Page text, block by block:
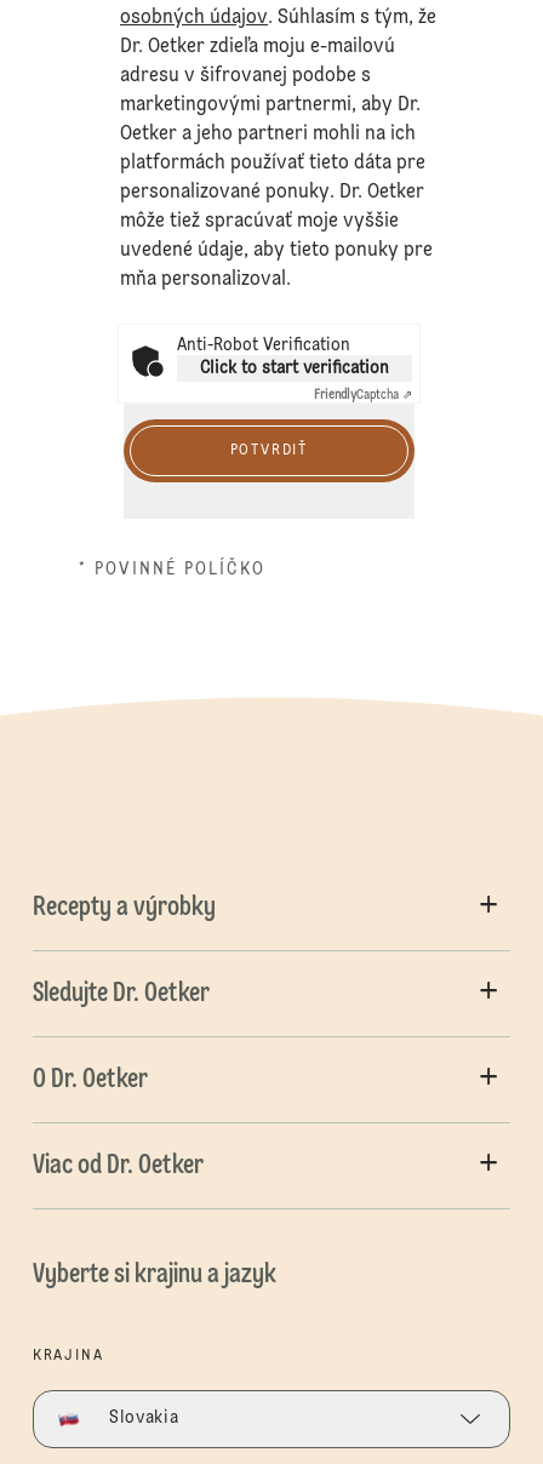
osobných údajov. Súhlasím s tým, že
Dr. Oetker zdieľa moju e-mailovú
adresu v šifrovanej podobe s
marketingovými partnermi, aby Dr.
Oetker a jeho partneri mohli na ich
platformách používať tieto dáta pre
personalizované ponuky. Dr. Oetker
môže tiež spracúvať moje vyššie
uvedené údaje, aby tieto ponuky pre
mňa personalizoval.
Anti-Robot Verification
Click to start verification
FriendlyCaptcha ⇗
POTVRDIŤ
* POVINNÉ POLÍČKO
Recepty a výrobky
Sledujte Dr. Oetker
O Dr. Oetker
Viac od Dr. Oetker
Vyberte si krajinu a jazyk
KRAJINA
Slovakia